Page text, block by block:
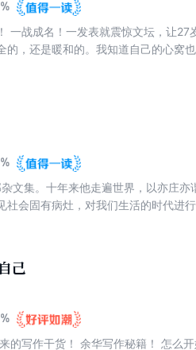
一战成名！一发表就震惊文坛，让
的，还是暖和的。我知道自己的心窝
文集。十年来他走遍世界，以亦庄
社会固有病灶，对我们生活的时代进
己
的写作干货！ 余华写作秘籍！ 怎么